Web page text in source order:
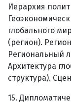
Иерархия
глобального
(регион).
Региональный
Архитектура
структура).
15.